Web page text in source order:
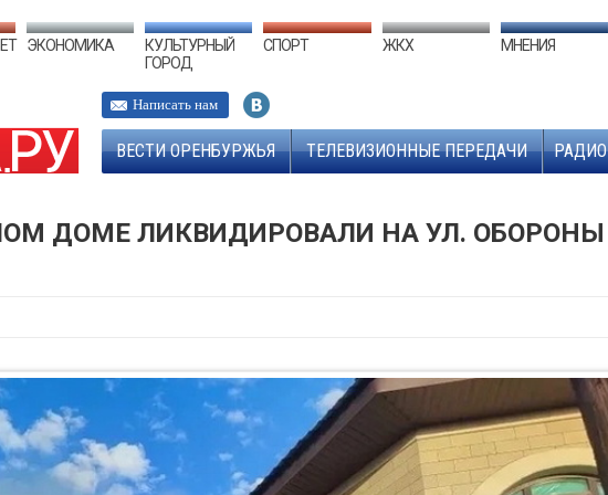
ЭКОНОМИКА
КУЛЬТУРНЫЙ
ГОРОД
СПОРТ ЖКХ МНЕНИЯ
Написать нам
ВЕСТИ ОРЕНБУРЖЬЯ ТЕЛЕВИЗИОННЫЕ ПЕРЕДАЧИ РАДИО
ДОМЕ ЛИКВИДИРОВАЛИ НА УЛ. ОБОРОНЫ